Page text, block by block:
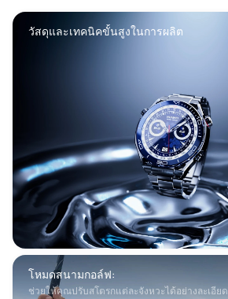
วัสดุและเทคนิคขั้นสูงในการผลิต
ช่วยให้คุณปรับสโตรกแต่ละจังหวะได้อย่างละเอียด